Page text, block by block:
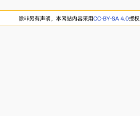
除非另有声明，本网站内容采用CC-BY-SA 4.0授权